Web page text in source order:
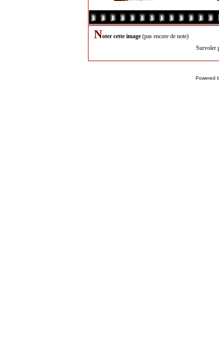
Noter cette image (pas encore de note)
Survoler
Powered